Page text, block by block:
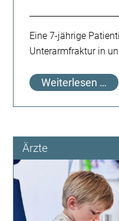
Eine 7-jährige
Unterarmfraktur in
Weiterlesen …
aus
Ärzte